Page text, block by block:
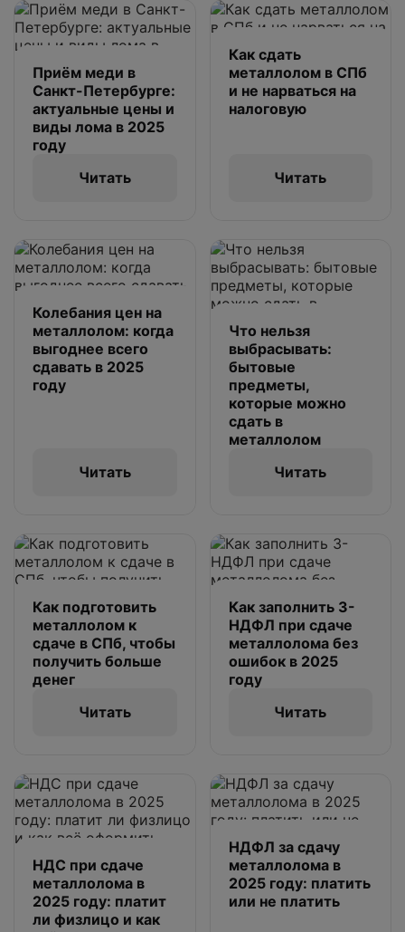
Приём меди в
Санкт-Петербурге:
актуальные цены и
виды лома в 2025
году
Читать
Как сдать
металлолом в СПб
и не нарваться на
налоговую
Читать
Колебания цен на
металлолом: когда
выгоднее всего
сдавать в 2025
году
Читать
Что нельзя
выбрасывать:
бытовые
предметы,
которые можно
сдать в
металлолом
Читать
Как подготовить
металлолом к
сдаче в СПб, чтобы
получить больше
денег
Читать
Как заполнить 3-
НДФЛ при сдаче
металлолома без
ошибок в 2025
году
Читать
НДС при сдаче
металлолома в
2025 году: платит
ли физлицо и как
НДФЛ за сдачу
металлолома в
2025 году: платить
или не платить